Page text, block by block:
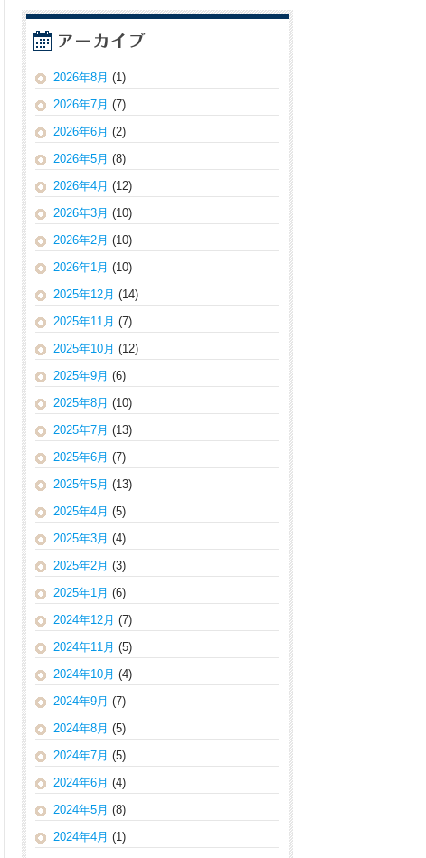
2026年8月 (1)
2026年7月 (7)
2026年6月 (2)
2026年5月 (8)
2026年4月 (12)
2026年3月 (10)
2026年2月 (10)
2026年1月 (10)
2025年12月 (14)
2025年11月 (7)
2025年10月 (12)
2025年9月 (6)
2025年8月 (10)
2025年7月 (13)
2025年6月 (7)
2025年5月 (13)
2025年4月 (5)
2025年3月 (4)
2025年2月 (3)
2025年1月 (6)
2024年12月 (7)
2024年11月 (5)
2024年10月 (4)
2024年9月 (7)
2024年8月 (5)
2024年7月 (5)
2024年6月 (4)
2024年5月 (8)
2024年4月 (1)